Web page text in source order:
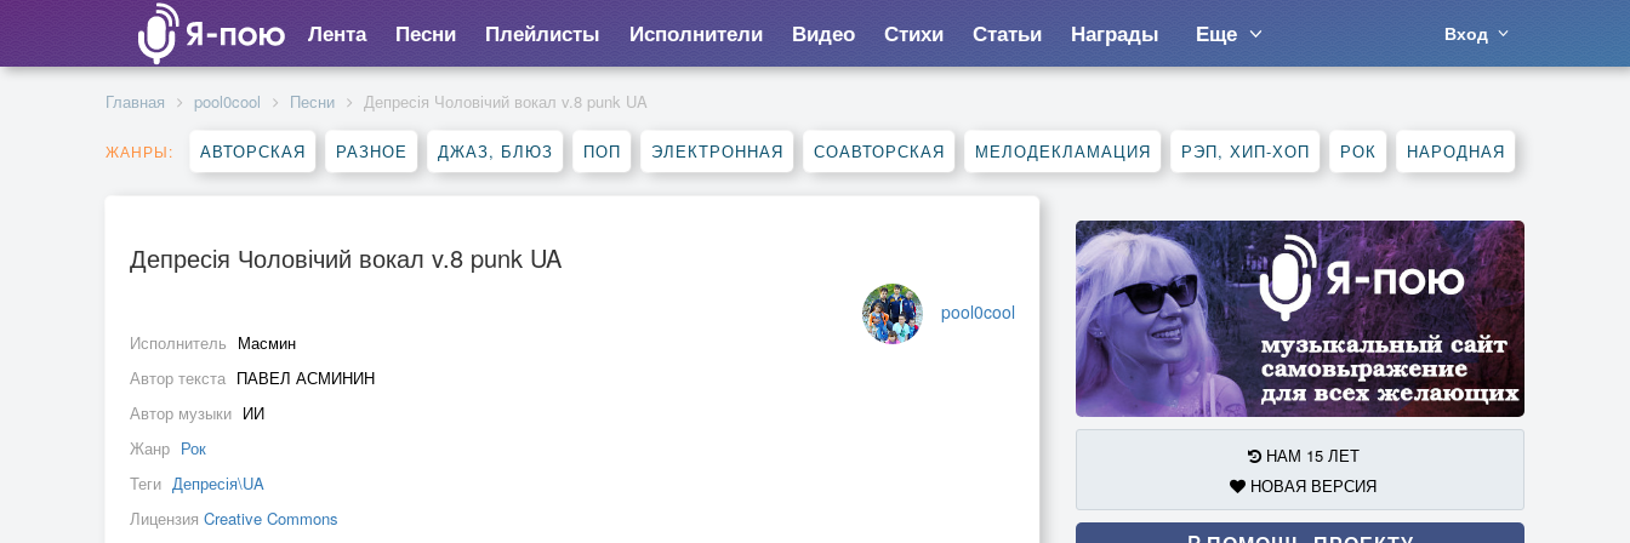
Лента Песни Плейлисты Исполнители Видео Стихи Статьи Награды Еще Вход
Главная pool0cool Песни Депресія Чоловічий вокал v.8 punk UA
ЖАНРЫ: АВТОРСКАЯ РАЗНОЕ ДЖАЗ, БЛЮЗ ПОП ЭЛЕКТРОННАЯ СОАВТОРСКАЯ МЕЛОДЕКЛАМАЦИЯ РЭП, ХИП-ХОП РОК НАРОДНАЯ
Депресія Чоловічий вокал v.8 punk UA
pool0cool
Исполнитель Масмин
Автор текста ПАВЕЛ АСМИНИН
Автор музыки ИИ
Жанр Рок
Теги Депресія\UA
Лицензия Creative Commons
НАМ 15 ЛЕТ
НОВАЯ ВЕРСИЯ